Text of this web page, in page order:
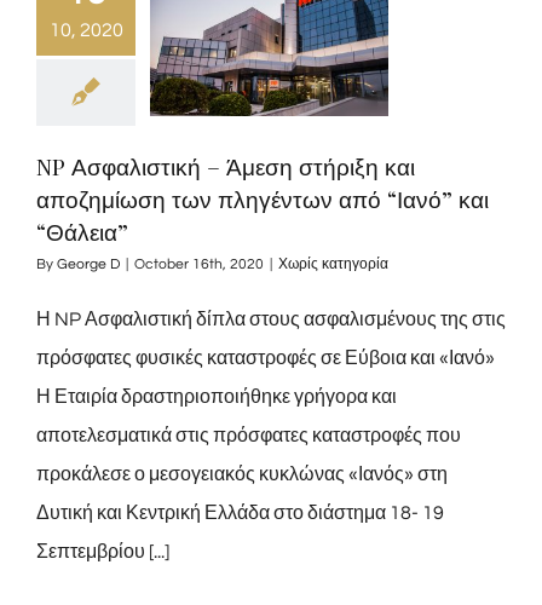
10, 2020
NP Ασφαλιστική – Άμεση στήριξη και
αποζημίωση των πληγέντων από “Ιανό” και
“Θάλεια”
By George D October 16th, 2020 Χωρίς κατηγορία
Η NP Ασφαλιστική δίπλα στους ασφαλισμένους της στις
πρόσφατες φυσικές καταστροφές σε Εύβοια και «Ιανό»
Η Εταιρία δραστηριοποιήθηκε γρήγορα και
αποτελεσματικά στις πρόσφατες καταστροφές που
προκάλεσε ο μεσογειακός κυκλώνας «Ιανός» στη
Δυτική και Κεντρική Ελλάδα στο διάστημα 18- 19
Σεπτεμβρίου [...]